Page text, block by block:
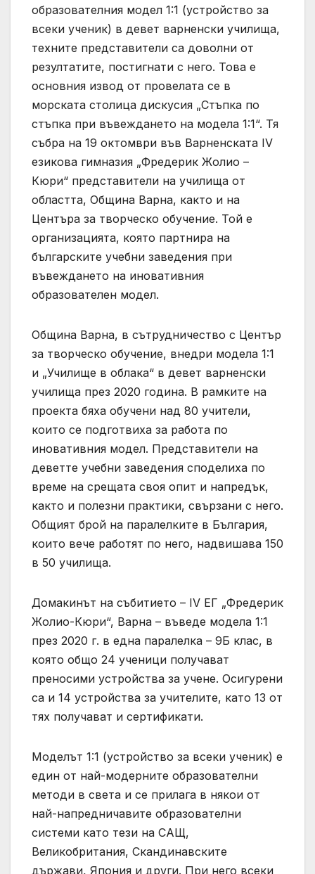
образователния модел 1:1 (устройство за
всеки ученик) в девет варненски училища,
техните представители са доволни от
резултатите, постигнати с него. Това е
основния извод от провелата се в
морската столица дискусия „Стъпка по
стъпка при въвеждането на модела 1:1“. Тя
събра на 19 октомври във Варненската IV
езикова гимназия „Фредерик Жолио –
Кюри“ представители на училища от
областта, Община Варна, както и на
Центъра за творческо обучение. Той е
организацията, която партнира на
българските учебни заведения при
въвеждането на иновативния
образователен модел.
Община Варна, в сътрудничество с Център
за творческо обучение, внедри модела 1:1
и „Училище в облака“ в девет варненски
училища през 2020 година. В рамките на
проекта бяха обучени над 80 учители,
които се подготвиха за работа по
иновативния модел. Представители на
деветте учебни заведения споделиха по
време на срещата своя опит и напредък,
както и полезни практики, свързани с него.
Общият брой на паралелките в България,
които вече работят по него, надвишава 150
в 50 училища.
Домакинът на събитието – IV ЕГ „Фредерик
Жолио-Кюри“, Варна – въведе модела 1:1
през 2020 г. в една паралелка – 9Б клас, в
която общо 24 ученици получават
преносими устройства за учене. Осигурени
са и 14 устройства за учителите, като 13 от
тях получават и сертификати.
Моделът 1:1 (устройство за всеки ученик) е
един от най-модерните образователни
методи в света и се прилага в някои от
най-напредничавите образователни
системи като тези на САЩ,
Великобритания, Скандинавските
държави, Япония и други. При него всеки